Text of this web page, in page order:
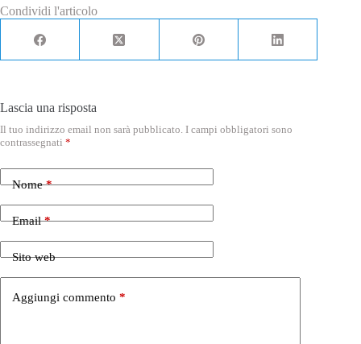
p
Condividi l'articolo
Lascia una risposta
Il tuo indirizzo email non sarà pubblicato. I campi obbligatori sono
contrassegnati *
Nome*
Email*
Sito web
Aggiungi commento *